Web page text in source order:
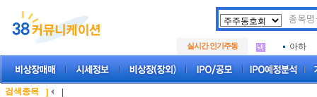
실시간 인기주동
아크로
.
삼성메
아하
.
삼성메
검색종목